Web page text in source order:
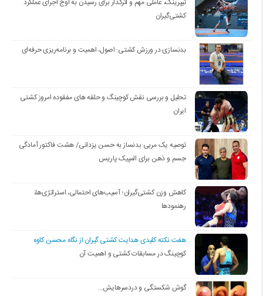
کشتی‌گیران
بدنسازی در ورزش کشتی: اصول، اهمیت و برنامه‌ریزی حرفه‌ای
تحلیل و بررسی نقش کوچینگ و حلقه های مفقوده امروز کشتی
ایران
توصیه یک مربی بدنساز به حسن یزدانی/ هشت فاکتور آمادگی
جسم و ذهن برای المپیک پاریس
کاهش وزن کشتی‌گیران؛ آسیب‌های احتمالی، استراتژی‌ها،
رهنمودها
هفت نکته کلیدی هدایت کشتی گیران از نگاه محسن کاوه
کوچینگ در مسابقات کشتی و اهمیت آن
گوش شکستگی و دردسرهایش…